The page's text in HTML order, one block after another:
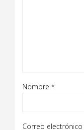
Nombre *
Correo electrónico